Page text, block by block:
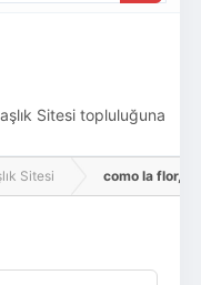
Sitesi topluluğuna
istersen kayıt
Sitesi como la flor,